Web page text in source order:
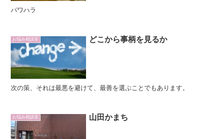
パワハラ
お悩み相談室 どこから事柄を見るか
次の策、それは最悪を避けて、最善を選ぶことでもあります。
お悩み相談室 山田かまち